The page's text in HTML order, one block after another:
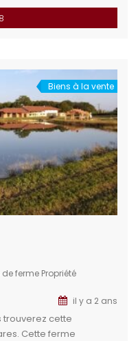
et ces installations
divers projets :
Biens à la vente
de ferme Propriété
il y a 2 ans
trouverez cette
Cette ferme